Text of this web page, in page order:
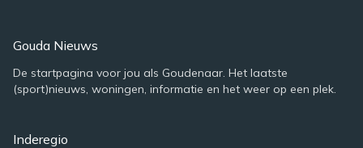
Gouda Nieuws
De startpagina voor jou als Goudenaar. Het laatste
(sport)nieuws, woningen, informatie en het weer op een plek.
Inderegio